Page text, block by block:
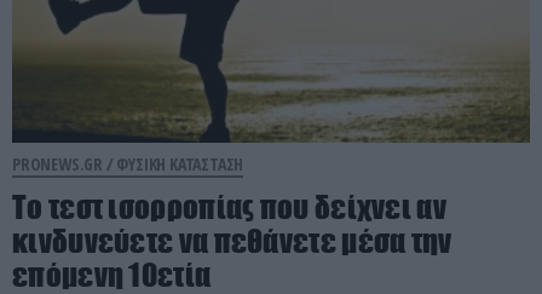
PRONEWS.GR / ΦΥΣΙΚΗ ΚΑΤΑΣΤΑΣΗ
Το τεστ ισορροπίας που δείχνει αν
κινδυνεύετε να πεθάνετε μέσα την
επόμενη 10ετία